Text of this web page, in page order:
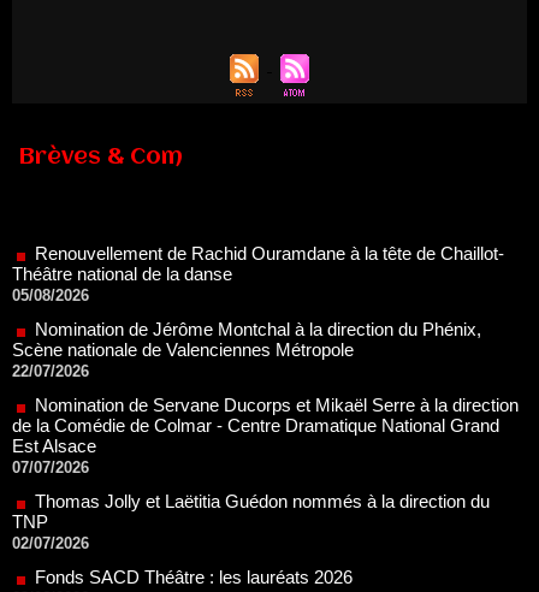
Brèves & Com
05/08/2026
Nomination de Jérôme Montchal à la direction du Phénix,
Scène nationale de Valenciennes Métropole
22/07/2026
Nomination de Servane Ducorps et Mikaël Serre à la direction
de la Comédie de Colmar - Centre Dramatique National Grand
07/07/2026
Thomas Jolly et Laëtitia Guédon nommés à la direction du
TNP
02/07/2026
Fonds SACD Théâtre : les lauréats 2026
23/06/2026
Dispositif ARTCENA Écrire pour le cirque, les lauréats 2026 !